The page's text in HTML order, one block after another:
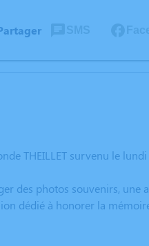
THEILLET survenu le
des photos souvenirs, une
dédié à honorer la